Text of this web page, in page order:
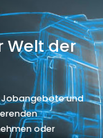
Welt der
Jobangebote und
oder